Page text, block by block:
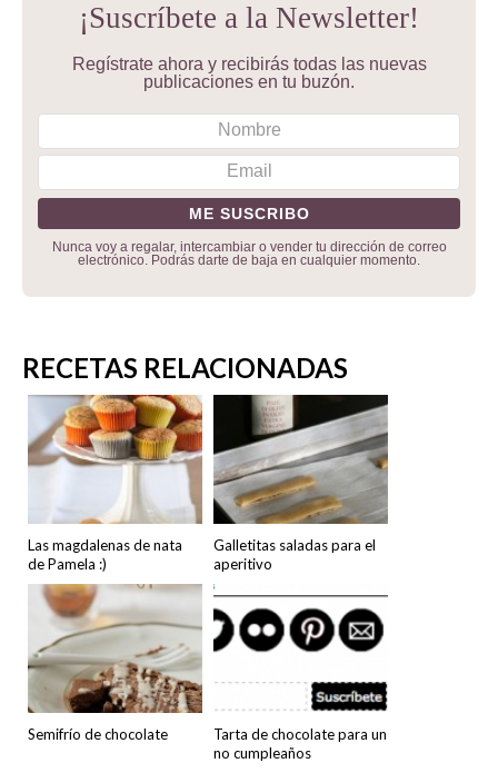
¡Suscríbete a la Newsletter!
Regístrate ahora y recibirás todas las nuevas
publicaciones en tu buzón.
Nunca voy a regalar, intercambiar o vender tu dirección de correo
electrónico. Podrás darte de baja en cualquier momento.
RECETAS RELACIONADAS
Las magdalenas de nata
de Pamela :)
Galletitas saladas para el
aperitivo
Semifrío de chocolate
Tarta de chocolate para un
no cumpleaños